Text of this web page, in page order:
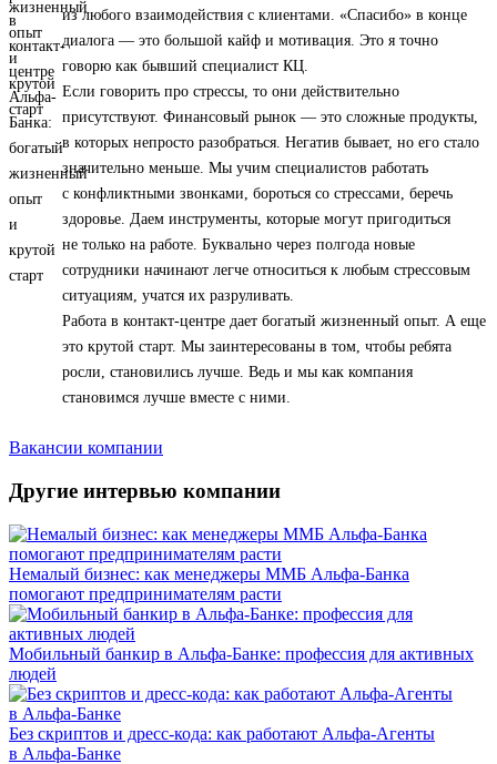
из любого взаимодействия с клиентами. «Спасибо» в конце
диалога — это большой кайф и мотивация. Это я точно
говорю как бывший специалист КЦ.
Если говорить про стрессы, то они действительно
присутствуют. Финансовый рынок — это сложные продукты,
в которых непросто разобраться. Негатив бывает, но его стало
значительно меньше. Мы учим специалистов работать
с конфликтными звонками, бороться со стрессами, беречь
здоровье. Даем инструменты, которые могут пригодиться
не только на работе. Буквально через полгода новые
сотрудники начинают легче относиться к любым стрессовым
ситуациям, учатся их разруливать.
Работа в контакт-центре дает богатый жизненный опыт. А еще
это крутой старт. Мы заинтересованы в том, чтобы ребята
росли, становились лучше. Ведь и мы как компания
становимся лучше вместе с ними.
Вакансии компании
Другие интервью компании
Немалый бизнес: как менеджеры ММБ Альфа-Банка
помогают предпринимателям расти
Мобильный банкир в Альфа-Банке: профессия для активных
людей
Без скриптов и дресс-кода: как работают Альфа-Агенты
в Альфа-Банке